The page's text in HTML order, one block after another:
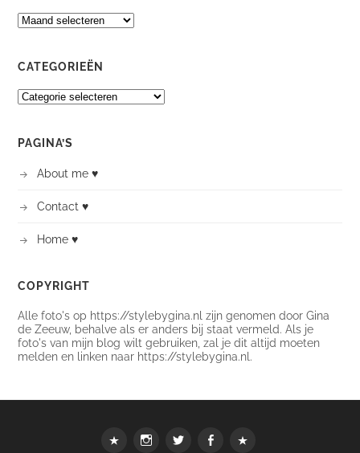
ARCHIEVEN
CATEGORIEËN
CATEGORIEËN
PAGINA’S
About me ♥
Contact ♥
Home ♥
COPYRIGHT
Alle foto's op https://stylebygina.nl zijn genomen door Gina
de Zeeuw, behalve als er anders bij staat vermeld. Als je
foto's van mijn blog wilt gebruiken, zal je dit altijd moeten
melden en linken naar https://stylebygina.nl.
WebshopinstagramTwitter Facebook